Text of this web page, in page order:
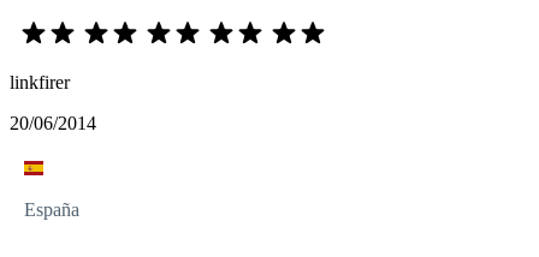
linkfirer
20/06/2014
España